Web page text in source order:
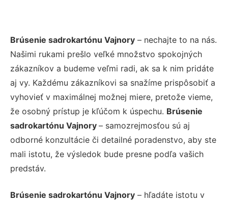
Brúsenie sadrokartónu Vajnory – nechajte to na nás.
Našimi rukami prešlo veľké množstvo spokojných
zákazníkov a budeme veľmi radi, ak sa k nim pridáte
aj vy. Každému zákazníkovi sa snažíme prispôsobiť a
vyhovieť v maximálnej možnej miere, pretože vieme,
že osobný prístup je kľúčom k úspechu. Brúsenie
sadrokartónu Vajnory – samozrejmosťou sú aj
odborné konzultácie či detailné poradenstvo, aby ste
mali istotu, že výsledok bude presne podľa vašich
predstáv.
Brúsenie sadrokartónu Vajnory – hľadáte istotu v